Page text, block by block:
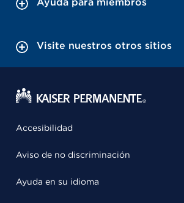
Visite nuestros otros sitios
Accesibilidad
Aviso de no discriminación
Ayuda en su idioma